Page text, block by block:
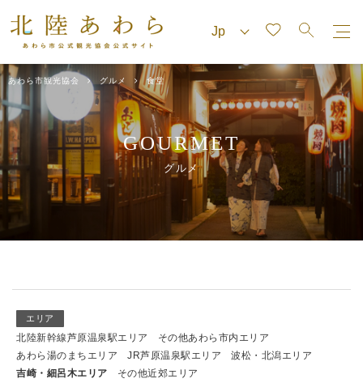
あわら市観光協会 グルメ 食堂
GOURMET
グルメ
エリア
北陸新幹線芦原温泉駅エリア
その他あわら市内エリア
あわら湯のまちエリア
JR芦原温泉駅エリア
波松・北潟エリア
吉崎・細呂木エリア
その他近郊エリア